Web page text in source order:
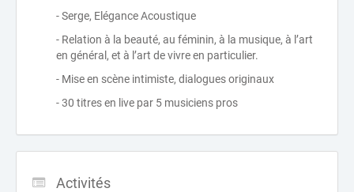
- Serge, Elégance Acoustique
- Relation à la beauté, au féminin, à la musique, à l’art
en général, et à l’art de vivre en particulier.
- Mise en scène intimiste, dialogues originaux
- 30 titres en live par 5 musiciens pros
Activités